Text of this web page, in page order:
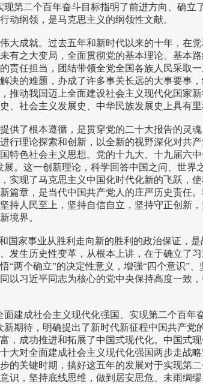
第二个百年奋斗目标指明了前进方向、确立
动纲领，是马克思主义的纲领性文献。
大成就。过去五年和新时代以来的十年，在
有之大变局，全面贯彻党的基本理论、基本
责任担当，团结带领全党全国各族人民采取
决的难题，办成了许多事关长远的大事要事
推动我国迈上全面建设社会主义现代化国家
社会主义发展史、中华民族发展史上具有里
供了根本遵循，是贯穿党的二十大报告的灵
行理论探索和创新，以全新的视野深化对共
色社会主义思想。党的十九大、十九届六
。这一创新理论，科学回答中国之问、世界
实现了马克思主义中国化时代化新的飞跃，
章，是当代中国共产党人的庄严历史责任
持人民至上，坚持自信自立，坚持守正创新
境界。
国家事业从胜利走向新的胜利的政治保证，
发生历史性变革，从根本上讲，在于确立了
两个确立”的决定性意义，增强“四个意识”
以习近平同志为核心的党中央保持高度一致
建成社会主义现代化强国、实现第二个百年
期待，明确提出了新时代新征程中国共产党
，成功推进和拓展了中国式现代化。中国式
大对全面建成社会主义现代化强国两步走战
的关键时期，搞好这五年的发展对于实现第
识，坚持底线思维，做到居安思危、未雨绸